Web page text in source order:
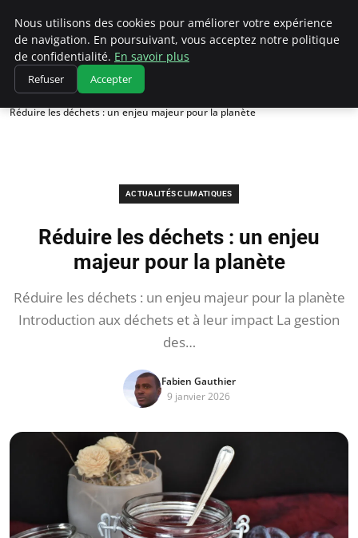
Climatedebtagents
Accueil
Actualités Climatiques
Réduire les déchets : un enjeu majeur pour la planète
ACTUALITÉS CLIMATIQUES
Réduire les déchets : un enjeu
majeur pour la planète
Réduire les déchets : un enjeu majeur pour la planète
Introduction aux déchets et à leur impact La gestion
des…
Fabien Gauthier
9 janvier 2026
Nous utilisons des cookies pour améliorer votre expérience
de navigation. En poursuivant, vous acceptez notre politique
de confidentialité. En savoir plus
Refuser Accepter